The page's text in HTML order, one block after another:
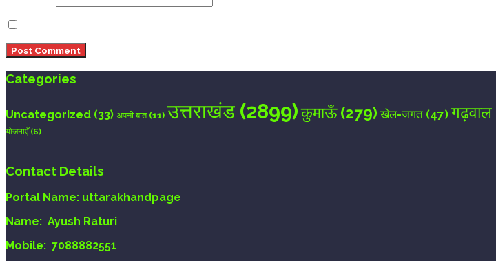
Categories
Uncategorized (33) अपनी बात(11) उत्तराखंड (2899)कुमाऊँ(279) खेल-जगत (47) गढ़वाल
योजनाएँ(6)
Contact Details
Portal Name: uttarakhandpage
Name: Ayush Raturi
Mobile: 7088882551